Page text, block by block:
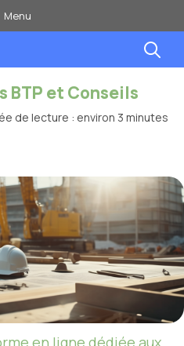
Menu
BTP et Conseils
de lecture : environ 3 minutes
en ligne dédiée aux